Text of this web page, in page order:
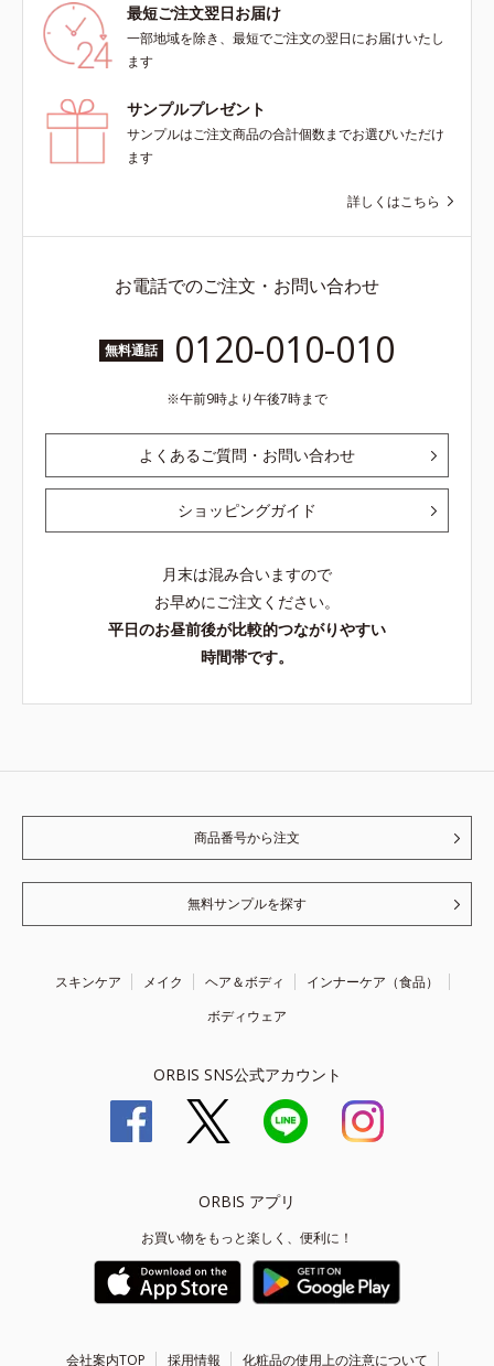
最短ご注文翌日お届け
一部地域を除き、最短でご注文の翌日にお届けいたし
ます
サンプルプレゼント
サンプルはご注文商品の合計個数までお選びいただけ
ます
詳しくはこちら
お電話でのご注文・お問い合わせ
無料通話 0120-010-010
午前9時より午後7時まで
よくあるご質問・お問い合わせ
ショッピングガイド
月末は混み合いますので
お早めにご注文ください。
平日のお昼前後が比較的つながりやすい
時間帯です。
商品番号から注文
無料サンプルを探す
スキンケア メイク ヘア＆ボディ
インナーケア（食品）
ボディウェア
ORBIS SNS公式アカウント
ORBIS アプリ
お買い物をもっと楽しく、便利に！
会社案内TOP 採用情報 化粧品の使用上の注意について